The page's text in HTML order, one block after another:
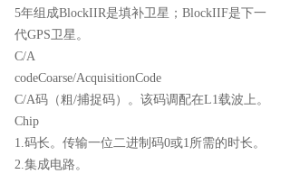
5年组成BlockIIR是填补卫星；BlockIIF是下一
代GPS卫星。
C/A
codeCoarse/AcquisitionCode
C/A码（粗/捕捉码）。该码调配在L1载波上。
Chip
1.码长。传输一位二进制码0或1所需的时长。
2.集成电路。